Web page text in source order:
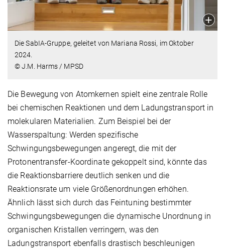
Die SabIA-Gruppe, geleitet von Mariana Rossi, im Oktober
2024.
© J.M. Harms / MPSD
Die Bewegung von Atomkernen spielt eine zentrale Rolle
bei chemischen Reaktionen und dem Ladungstransport in
molekularen Materialien. Zum Beispiel bei der
Wasserspaltung: Werden spezifische
Schwingungsbewegungen angeregt, die mit der
Protonentransfer-Koordinate gekoppelt sind, könnte das
die Reaktionsbarriere deutlich senken und die
Reaktionsrate um viele Größenordnungen erhöhen.
Ähnlich lässt sich durch das Feintuning bestimmter
Schwingungsbewegungen die dynamische Unordnung in
organischen Kristallen verringern, was den
Ladungstransport ebenfalls drastisch beschleunigen